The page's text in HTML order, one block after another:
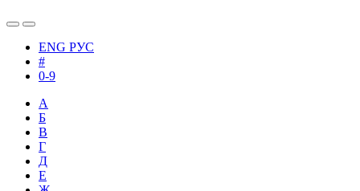
ENG РУС
#
0-9
А
Б
В
Г
Д
Е